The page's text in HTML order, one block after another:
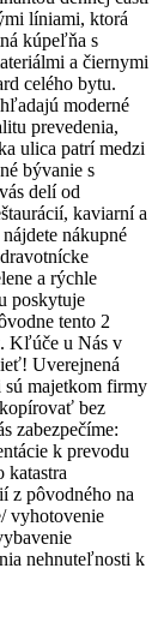
líniami, ktorá
kúpeľňa s
a čiernymi
celého bytu.
moderné
prevedenia,
ulica patrí medzi
bývanie s
delí od
kaviarní a
nákupné
a rýchle
poskytuje
tento 2
Kľúče u Nás v
Uverejnená
sú majetkom firmy
bez
zabezpečíme:
k prevodu
katastra
z pôvodného na
vyhotovenie
nehnuteľnosti k